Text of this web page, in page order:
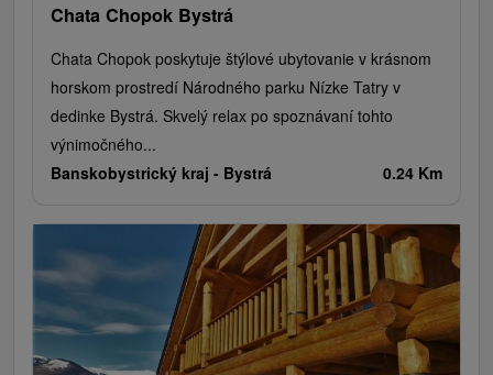
Chata Chopok Bystrá
Chata Chopok poskytuje štýlové ubytovanie v krásnom
horskom prostredí Národného parku Nízke Tatry v
dedinke Bystrá. Skvelý relax po spoznávaní tohto
výnimočného...
Banskobystrický kraj - Bystrá 0.24 Km